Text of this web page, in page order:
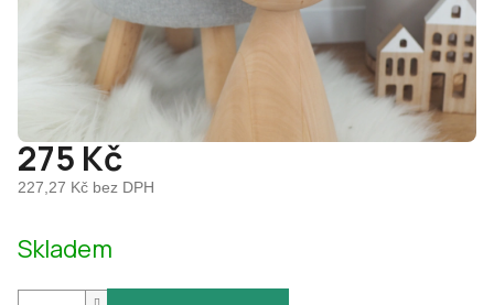
275 Kč
227,27 Kč bez DPH
cena:
Skladem